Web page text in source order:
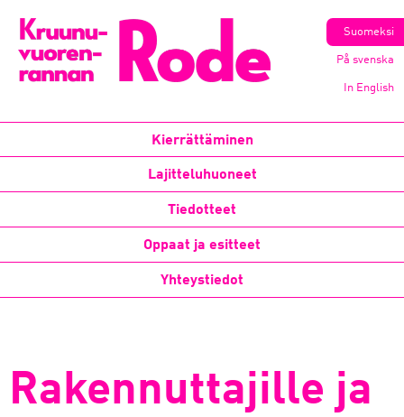
Suomeksi
På svenska
In English
Kierrättäminen
Lajitteluhuoneet
Tiedotteet
Oppaat ja esitteet
Yhteystiedot
Rakennuttajille ja